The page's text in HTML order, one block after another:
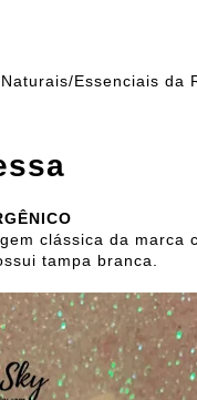
Essenciais da
clássica da marca
tampa branca.